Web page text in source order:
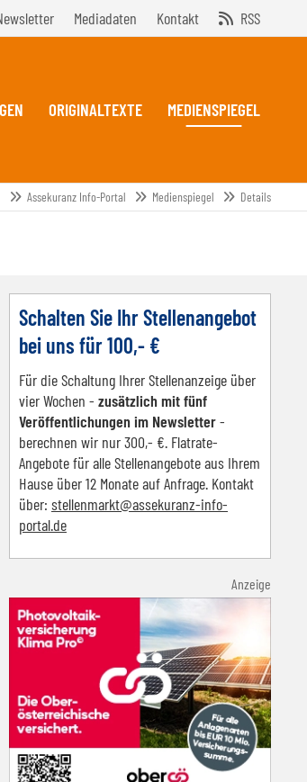
Mediadaten Kontakt RSS
ORIGINALTEXTE MEDIENSPIEGEL
Assekuranz Info-Portal Medienspiegel Details
Schalten Sie Ihr Stellenangebot
bei uns für 100,- €
Für die Schaltung Ihrer Stellenanzeige über
vier Wochen - zusätzlich mit fünf
Veröffentlichungen im Newsletter-
berechnen wir nur 300,- €. Flatrate-
Angebote für alle Stellenangebote aus Ihrem
Hause über 12 Monate auf Anfrage. Kontakt
über: stellenmarkt@assekuranz-info-
portal.de
Anzeige